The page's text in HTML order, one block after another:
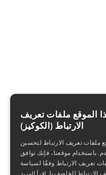
الموقع ملفات تعريف
الارتباط (الكوكيز)
ملفات تعريف الارتباط لتحسين
باستخدام موقعنا، فإنك توافق
تعريف الارتباط وفقًا لسياسة
الارتباط الخاصة بنا. اقرأ المزيد